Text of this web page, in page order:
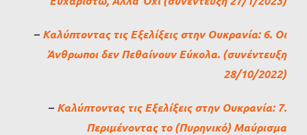
– Καλύπτοντας τις Εξελίξεις στην Ουκρανία: 6. Οι
Άνθρωποι δεν Πεθαίνουν Εύκολα. (συνέντευξη
28/10/2022)
– Καλύπτοντας τις Εξελίξεις στην Ουκρανία: 7.
Περιμένοντας το (Πυρηνικό) Μαύρισμα